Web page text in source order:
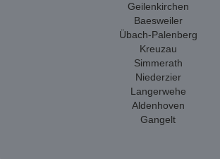
Geilenkirchen
Baesweiler
Übach-Palenberg
Kreuzau
Simmerath
Niederzier
Langerwehe
Aldenhoven
Gangelt